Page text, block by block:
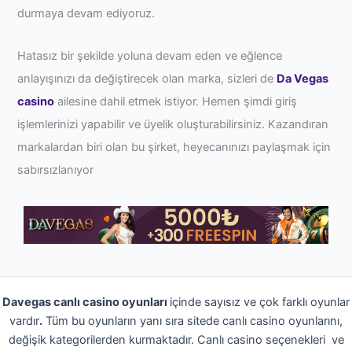
durmaya devam ediyoruz.
Hatasız bir şekilde yoluna devam eden ve eğlence
anlayışınızı da değiştirecek olan marka, sizleri de Da Vegas
casino ailesine dahil etmek istiyor. Hemen şimdi giriş
işlemlerinizi yapabilir ve üyelik oluşturabilirsiniz. Kazandıran
markalardan biri olan bu şirket, heyecanınızı paylaşmak için
sabırsızlanıyor
Davegas canlı casino oyunları içinde sayısız ve çok farklı oyunlar
vardır. Tüm bu oyunların yanı sıra sitede canlı casino oyunlarını,
değişik kategorilerden kurmaktadır. Canlı casino seçenekleri ve